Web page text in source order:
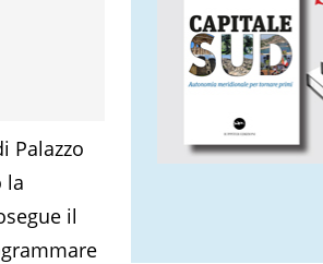
Palazzo
la
il